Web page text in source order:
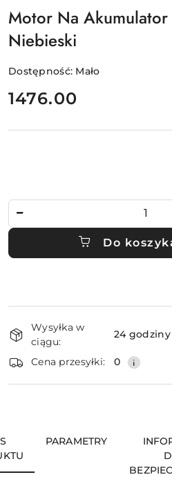
Motor Na
Niebieski
Dostępność: Mało
cena:
1476.00
Do
Dostępność
i
dostawa
Wysyłka w
ciągu:
24 godziny
Cena przesyłki: 0
PARAMETRY